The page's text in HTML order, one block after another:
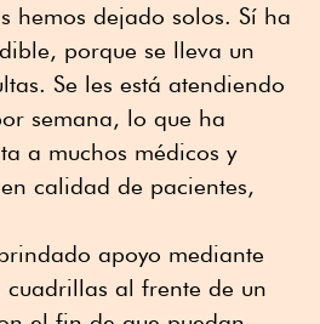
hemos dejado solos. Sí ha
porque se lleva un
Se les está atendiendo
semana, lo que ha
a muchos médicos y
calidad de pacientes,
apoyo mediante
cuadrillas al frente de un